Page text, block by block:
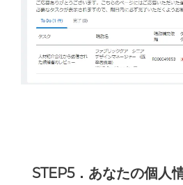
STEP5．あなたの個人